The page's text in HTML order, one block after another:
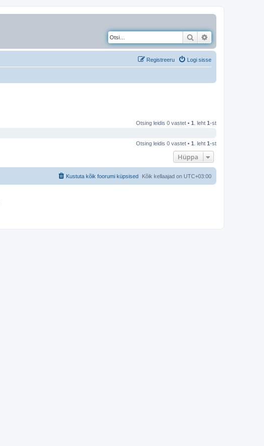
Otsi
Logi sisse
Registreeru
Otsing leidis 0 vastet • 1 . leht 1-st
Otsing leidis 0 vastet • 1 . leht 1-st
Hüppa
Kõik kellaajad on UTC+03:00
Kustuta kõik foorumi küpsised